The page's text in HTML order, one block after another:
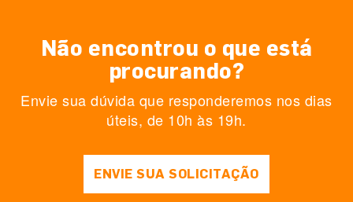
Não encontrou o que está
procurando?
Envie sua dúvida que responderemos nos dias
úteis, de 10h às 19h.
ENVIE SUA SOLICITAÇÃO